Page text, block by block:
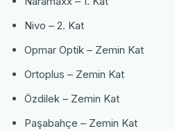
Nivo – 2. Kat
Opmar Optik – Zemin Kat
Ortoplus – Zemin Kat
Özdilek – Zemin Kat
Paşabahçe – Zemin Kat